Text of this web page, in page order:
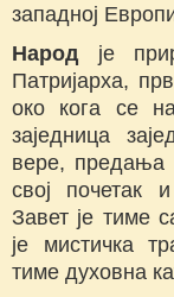
западној
Народ је
Патријарха,
око кога се
заједница
вере, предања
свој почетак
Завет је тиме
је мистичка
тиме духовна